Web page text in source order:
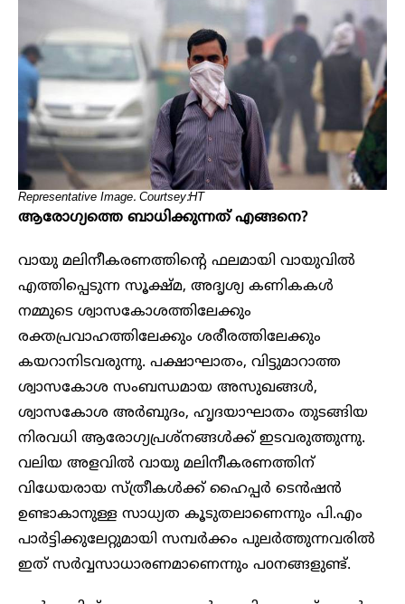
Representative Image. Courtsey:HT
ആരോഗ്യത്തെ ബാധിക്കുന്നത് എങ്ങനെ?
വായു മലിനീകരണത്തിന്റെ ഫലമായി വായുവിൽ
എത്തിപ്പെടുന്ന സൂക്ഷ്മ, അദൃശ്യ കണികകൾ
നമ്മുടെ ശ്വാസകോശത്തിലേക്കും
രക്തപ്രവാഹത്തിലേക്കും ശരീരത്തിലേക്കും
കയറാനിടവരുന്നു. പക്ഷാഘാതം, വിട്ടുമാറാത്ത
ശ്വാസകോശ സംബന്ധമായ അസുഖങ്ങൾ,
ശ്വാസകോശ അർബുദം, ഹൃദയാഘാതം തുടങ്ങിയ
നിരവധി ആരോഗ്യപ്രശ്നങ്ങൾക്ക് ഇടവരുത്തുന്നു.
വലിയ അളവിൽ വായു മലിനീകരണത്തിന്
വിധേയരായ സ്ത്രീകൾക്ക് ഹൈപ്പർ ടെൻഷൻ
ഉണ്ടാകാനുള്ള സാധ്യത കൂടുതലാണെന്നും പി.എം
പാർട്ടിക്കുലേറ്റുമായി സമ്പർക്കം പുലർത്തുന്നവരിൽ
ഇത് സർവ്വസാധാരണമാണെന്നും പoനങ്ങളുണ്ട്.